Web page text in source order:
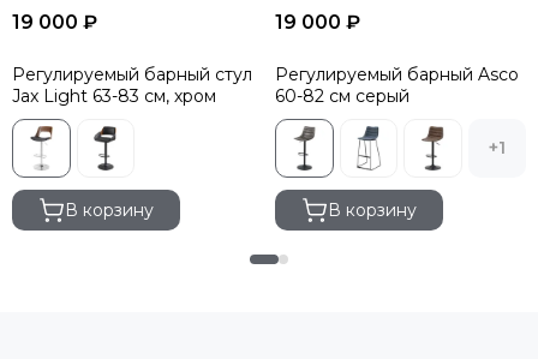
19 000 ₽
Регулируемый барный стул
Jax Light 63-83 см, хром
В корзину
19 000 ₽
Регулируемый барный Asco
60-82 см серый
+1
В корзину